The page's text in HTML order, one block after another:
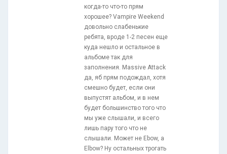
когда-то что-то прям
хорошее? Vampire Weekend
довольно слабенькие
ребята, вроде 1-2 песен еще
куда нешло и остальное в
альбоме так для
заполнения. Massive Attack
да, яб прям подождал, хотя
смешно будет, если они
выпустят альбом, и в нем
будет большинство того что
мы уже слышали, и всего
лишь пару того что не
слышали. Может не Ebow, а
Elbow? Ну остальных трогать